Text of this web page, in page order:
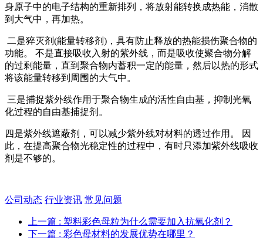
身原子中的电子结构的重新排列，将放射能转换成热能，消散
到大气中，再加热。
二是猝灭剂(能量转移剂)，具有防止释放的热能损伤聚合物的
功能。 不是直接吸收入射的紫外线，而是吸收使聚合物分解
的过剩能量，直到聚合物内蓄积一定的能量，然后以热的形式
将该能量转移到周围的大气中。
三是捕捉紫外线作用于聚合物生成的活性自由基，抑制光氧
化过程的自由基捕捉剂。
四是紫外线遮蔽剂，可以减少紫外线对材料的透过作用。 因
此，在提高聚合物光稳定性的过程中，有时只添加紫外线吸收
剂是不够的。
公司动态 行业资讯 常见问题
上一篇 : 塑料彩色母粒为什么需要加入抗氧化剂？
下一篇 : 彩色母材料的发展优势在哪里？